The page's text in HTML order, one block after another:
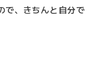
で、きちんと自分で